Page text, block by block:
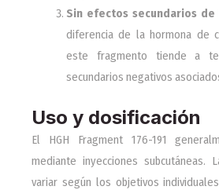
Sin efectos secundarios de
diferencia de la hormona de
este fragmento tiende a
secundarios negativos
Uso y dosificación
El HGH Fragment 176-191
mediante inyecciones subcutáneas.
variar según los objetivos